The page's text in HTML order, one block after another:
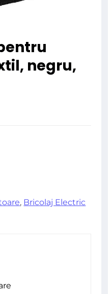
negru,
, Bricolaj Electric